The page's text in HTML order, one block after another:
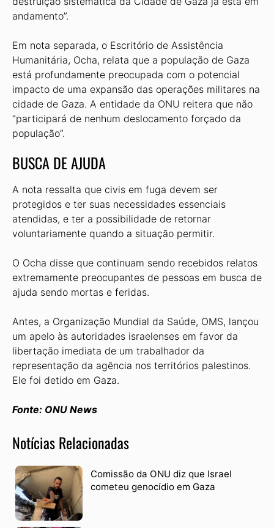
andamento”.
Em nota separada, o Escritório de Assistência
Humanitária, Ocha, relata que a população de Gaza
está profundamente preocupada com o potencial
impacto de uma expansão das operações militares na
cidade de Gaza. A entidade da ONU reitera que não
“participará de nenhum deslocamento forçado da
população”.
BUSCA DE AJUDA
A nota ressalta que civis em fuga devem ser
protegidos e ter suas necessidades essenciais
atendidas, e ter a possibilidade de retornar
voluntariamente quando a situação permitir.
O Ocha disse que continuam sendo recebidos relatos
extremamente preocupantes de pessoas em busca de
ajuda sendo mortas e feridas.
Antes, a Organização Mundial da Saúde, OMS, lançou
um apelo às autoridades israelenses em favor da
libertação imediata de um trabalhador da
representação da agência nos territórios palestinos.
Ele foi detido em Gaza.
Fonte: ONU News
Notícias Relacionadas
Comissão da ONU diz que Israel
cometeu genocídio em Gaza